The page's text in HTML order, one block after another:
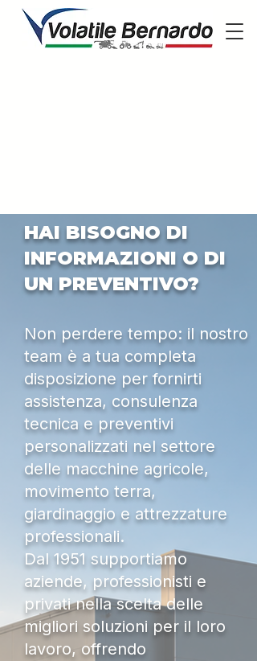
HAI BISOGNO DI
INFORMAZIONI O DI
UN PREVENTIVO?
Non perdere tempo: il nostro
team è a tua completa
disposizione per fornirti
assistenza, consulenza
tecnica e preventivi
personalizzati nel settore
delle macchine agricole,
movimento terra,
giardinaggio e attrezzature
professionali.
Dal 1951 supportiamo
aziende, professionisti e
privati nella scelta delle
migliori soluzioni per il loro
lavoro, offrendo